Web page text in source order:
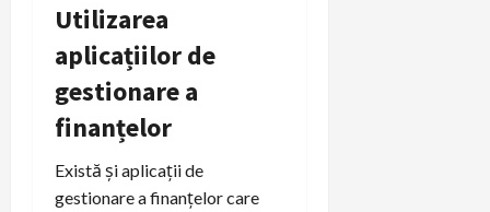
Utilizarea
aplicațiilor de
gestionare a
finanțelor
Există și aplicații de
gestionare a finanțelor care